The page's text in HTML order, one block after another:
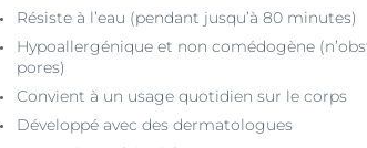
Résiste à l’eau (pendant jusqu’à 80 minutes)
Hypoallergénique et non comédogène
pores)
Convient à un usage quotidien sur le corps
Développé avec des dermatologues